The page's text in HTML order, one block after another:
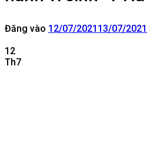
Đăng vào 12/07/2021 13/07/2021
12
Th7